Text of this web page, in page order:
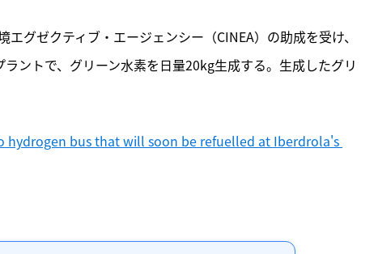
グゼクティブ・エージェンシー（CINEA）の助成を受け、
ントで、グリーン水素を日量20kg生成する。生成したグリ
hydrogen bus that will soon be refuelled at Iberdrola's